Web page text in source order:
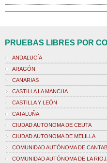
PRUEBAS LIBRES POR
ANDALUCÍA
ARAGÓN
CANARIAS
CASTILLA LA MANCHA
CASTILLA Y LEÓN
CATALUÑA
CIUDAD AUTONOMA DE CEUTA
CIUDAD AUTONOMA DE MELILLA
COMUNIDAD AUTÓNOMA DE
COMUNIDAD AUTÓNOMA DE LA